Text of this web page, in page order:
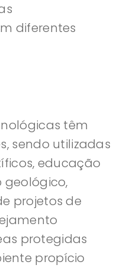
diferentes
têm
sendo utilizadas
educação
projetos de
protegidas
propício